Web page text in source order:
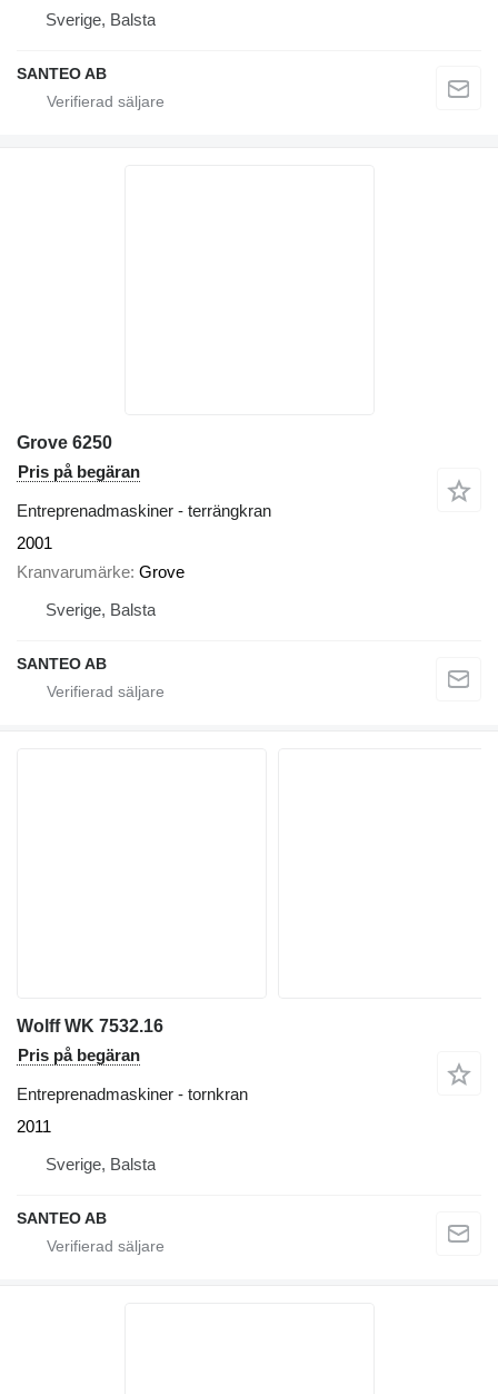
Sverige, Balsta
SANTEO AB
Grove 6250
Pris på begäran
Entreprenadmaskiner - terrängkran
2001
Kranvarumärke Grove
Sverige, Balsta
SANTEO AB
Wolff WK 7532.16
Pris på begäran
Entreprenadmaskiner - tornkran
2011
Sverige, Balsta
SANTEO AB